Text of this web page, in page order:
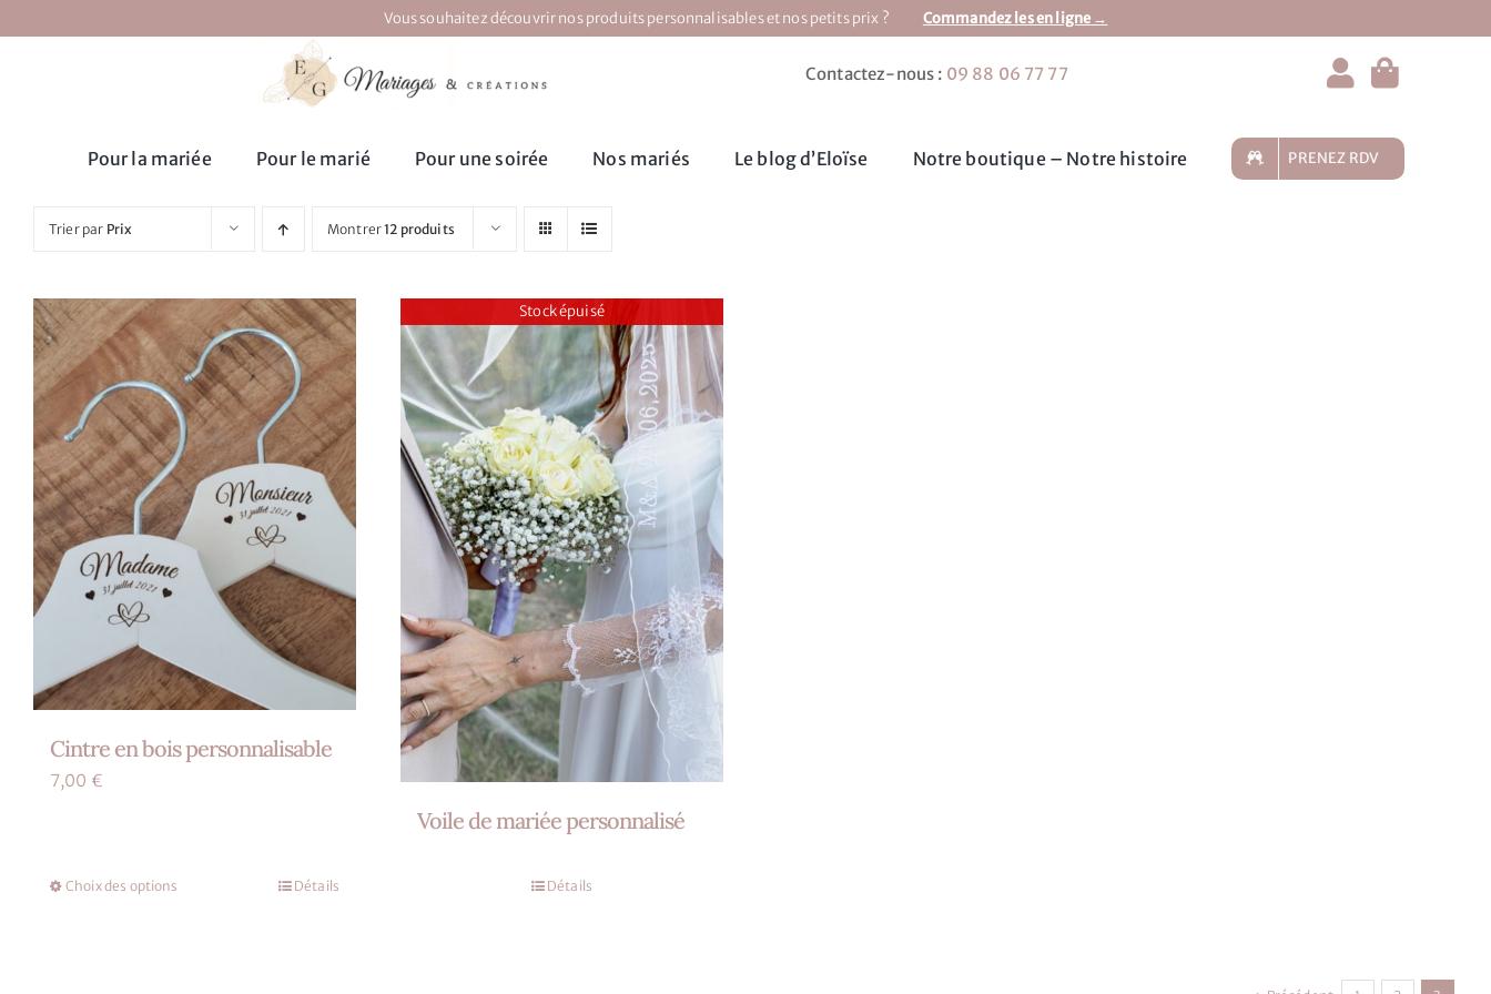
au
Vous souhaitez découvrir nos produits personnalisables et nos petits prix ? Commandez les en ligne →
Contactez-nous : 09 88 06 77 77
Pour la mariée Pour le marié Pour une soirée Nos mariés Le blog d’Eloïse Notre boutique – Notre histoire PRENEZ RDV
Trier par Prix Montrer12 produits
Cintre en bois personnalisable
7,00 €
Choix des options Détails
Stock épuisé
Voile de mariée personnalisé
Détails